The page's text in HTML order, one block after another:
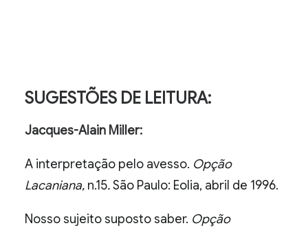
SUGESTÕES DE LEITURA:
Jacques-Alain Miller:
A interpretação pelo avesso. Opção
Lacaniana, n.15.São Paulo: Eolia, abril de 1996.
Nosso sujeito suposto saber. Opção